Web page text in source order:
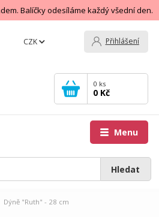
Balíčky odesíláme každý všední den.
Menu
CZK Přihlášení
Hledat
0 ks
0 Kč
Dýně "Ruth" - 28 cm